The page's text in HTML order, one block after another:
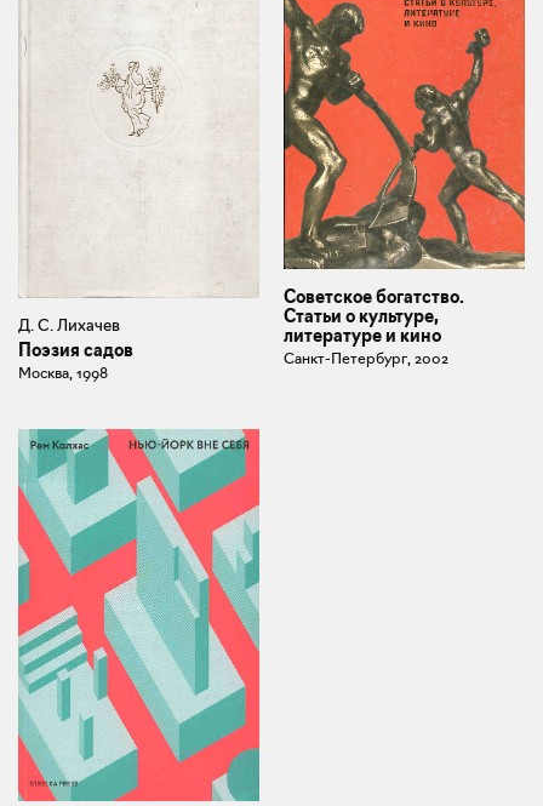
Д. С. Лихачев
Поэзия садов
Москва, 1998
Советское богатство.
Статьи о культуре,
литературе и кино
Санкт-Петербург, 2002